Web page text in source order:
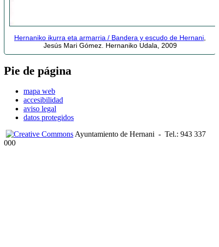
Hernaniko ikurra eta armarria / Bandera y escudo de Hernani
Jesús Mari Gómez. Hernaniko Udala, 2009
Pie de página
mapa web
accesibilidad
aviso legal
datos protegidos
Ayuntamiento de Hernani - Tel.: 943 337
000